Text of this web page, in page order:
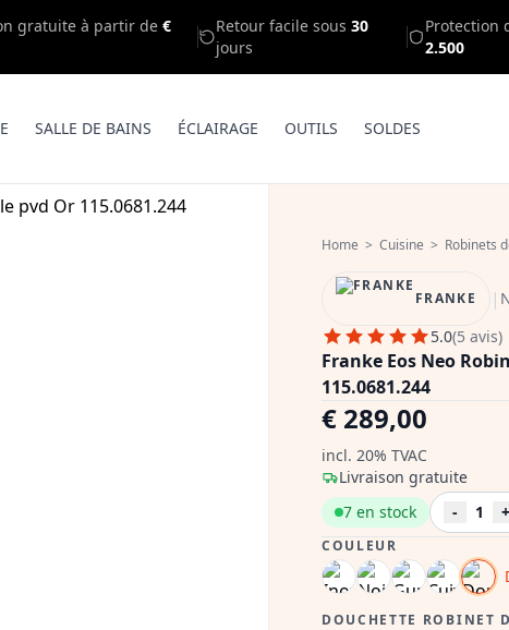
gratuite à partir de €
Retour facile sous 30
jours
Protection
2.500
SALLE DE BAINS ÉCLAIRAGE OUTILS SOLDES
Home > Cuisine > Robinets
FRANKE |
5.0(5 avis)
Franke Eos Neo
115.0681.244
€ 289,00
incl. 20% TVAC
Livraison gratuite
7 en stock
- 1 +
COULEUR
DOUCHETTE ROBINET